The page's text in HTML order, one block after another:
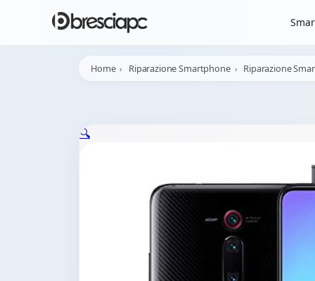
Home Riparazione Smartphone Riparazione
🔍